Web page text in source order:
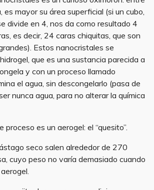
es mayor su área superficial (si un cubo,
divide en 4, nos da como resultado 4
es decir, 24 caras chiquitas, que son
Estos nanocristales se
que es una sustancia parecida a
y con un proceso llamado
el agua, sin descongelarlo (pasa de
nunca agua, para no alterar la química
proceso es un aerogel: el “quesito”.
seco salen alrededor de 270
cuyo peso no varía demasiado cuando